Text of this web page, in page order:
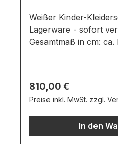
Weißer Kinder-
Lagerware - sofort
Gesamtmaß in cm: ca.
Kleiderstangeinkl. 1,8
(Höhe 193,8 cm mit
Informationen:Die
Holz- und Glasböden
Regulärer Preis:
810,00 €
Preise inkl. MwSt. zzgl.
In den